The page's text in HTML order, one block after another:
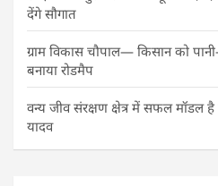
देंगे सौगात
ग्राम विकास चौपाल— किसान को
बनाया रोडमैप
वन्य जीव संरक्षण क्षेत्र में सफल मॉडल
यादव